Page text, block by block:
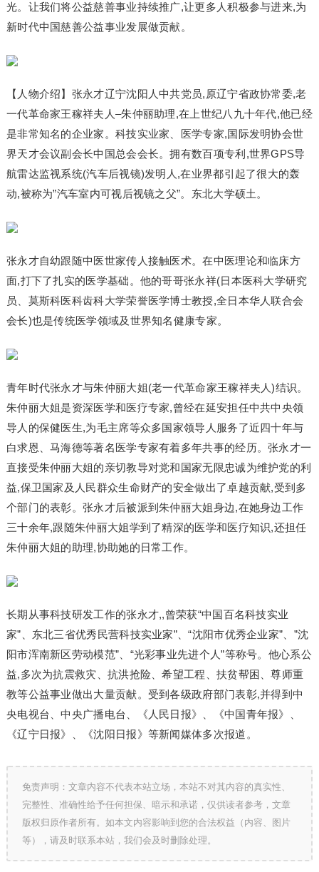
光。让我们将公益慈善事业持续推广,让更多人积极参与进来,为
新时代中国慈善公益事业发展做贡献。
【人物介绍】张永才辽宁沈阳人中共党员,原辽宁省政协常委,老
一代革命家王稼祥夫人–朱仲丽助理,在上世纪八九十年代,他已经
是非常知名的企业家。科技实业家、医学专家,国际发明协会世
界天才会议副会长中国总会会长。拥有数百项专利,世界GPS导
航雷达监视系统(汽车后视镜)发明人,在业界都引起了很大的轰
动,被称为”汽车室内可视后视镜之父”。东北大学硕土。
张永才自幼跟随中医世家传人接触医术。在中医理论和临床方
面,打下了扎实的医学基础。他的哥哥张永祥(日本医科大学研究
员、莫斯科医科齿科大学荣誉医学博士教授,全日本华人联合会
会长)也是传统医学领域及世界知名健康专家。
青年时代张永才与朱仲丽大姐(老一代革命家王稼祥夫人)结识。
朱仲丽大姐是资深医学和医疗专家,曾经在延安担任中共中央领
导人的保健医生,为毛主席等众多国家领导人服务了近四十年与
白求恩、马海德等著名医学专家有着多年共事的经历。张永才一
直接受朱仲丽大姐的亲切教导对党和国家无限忠诚为维护党的利
益,保卫国家及人民群众生命财产的安全做出了卓越贡献,受到多
个部门的表彰。张永才后被派到朱仲丽大姐身边,在她身边工作
三十余年,跟随朱仲丽大姐学到了精深的医学和医疗知识,还担任
朱仲丽大姐的助理,协助她的日常工作。
长期从事科技研发工作的张永才,,曾荣获“中国百名科技实业
家”、东北三省优秀民营科技实业家”、“沈阳市优秀企业家”、”沈
阳市浑南新区劳动模范”、“光彩事业先进个人”等称号。他心系公
益,多次为抗震救灾、抗洪抢险、希望工程、扶贫帮困、尊师重
教等公益事业做出大量贡献。受到各级政府部门表彰,并得到中
央电视台、中央广播电台、《人民日报》、《中国青年报》、
《辽宁日报》、《沈阳日报》等新闻媒体多次报道。
免责声明：文章内容不代表本站立场，本站不对其内容的真实性、
完整性、准确性给予任何担保、暗示和承诺，仅供读者参考，文章
版权归原作者所有。如本文内容影响到您的合法权益（内容、图片
等），请及时联系本站，我们会及时删除处理。